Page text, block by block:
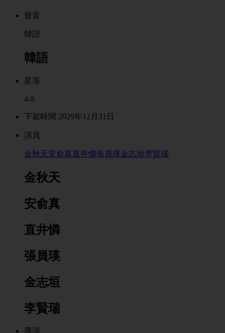
發音
韓語
韓語
星等
4.8
下架時間 2029年12月31日
演員
金秋天安俞真直井憐張員瑛金志垣李賢瑞
金秋天
安俞真
直井憐
張員瑛
金志垣
李賢瑞
導演